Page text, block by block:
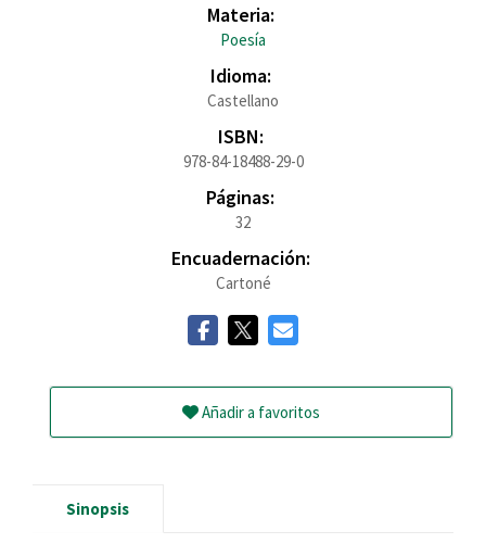
Materia:
Poesía
Idioma:
Castellano
ISBN:
978-84-18488-29-0
Páginas:
32
Encuadernación:
Cartoné
Añadir a favoritos
Sinopsis